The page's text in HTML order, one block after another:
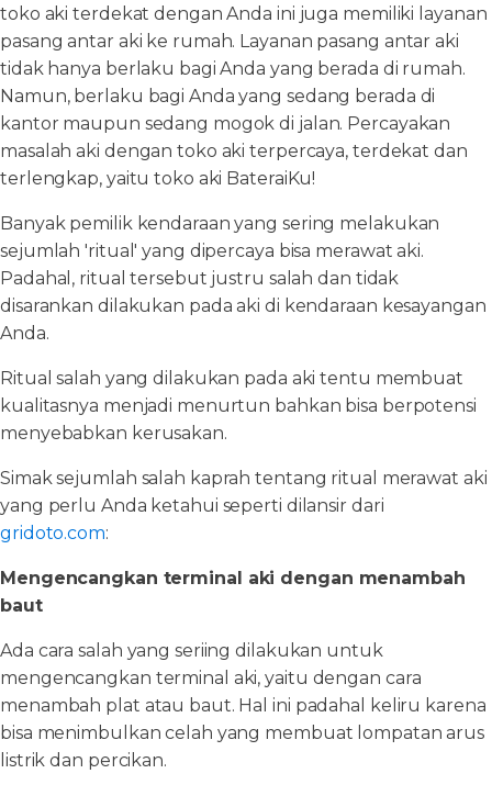
toko aki terdekat dengan Anda ini juga memiliki layanan
pasang antar aki ke rumah. Layanan pasang antar aki
tidak hanya berlaku bagi Anda yang berada di rumah.
Namun, berlaku bagi Anda yang sedang berada di
kantor maupun sedang mogok di jalan. Percayakan
masalah aki dengan toko aki terpercaya, terdekat dan
terlengkap, yaitu toko aki BateraiKu!
Banyak pemilik kendaraan yang sering melakukan
sejumlah 'ritual' yang dipercaya bisa merawat aki.
Padahal, ritual tersebut justru salah dan tidak
disarankan dilakukan pada aki di kendaraan kesayangan
Anda.
Ritual salah yang dilakukan pada aki tentu membuat
kualitasnya menjadi menurtun bahkan bisa berpotensi
menyebabkan kerusakan.
Simak sejumlah salah kaprah tentang ritual merawat aki
yang perlu Anda ketahui seperti dilansir dari
gridoto.com:
Mengencangkan terminal aki dengan menambah
baut
Ada cara salah yang seriing dilakukan untuk
mengencangkan terminal aki, yaitu dengan cara
menambah plat atau baut. Hal ini padahal keliru karena
bisa menimbulkan celah yang membuat lompatan arus
listrik dan percikan.